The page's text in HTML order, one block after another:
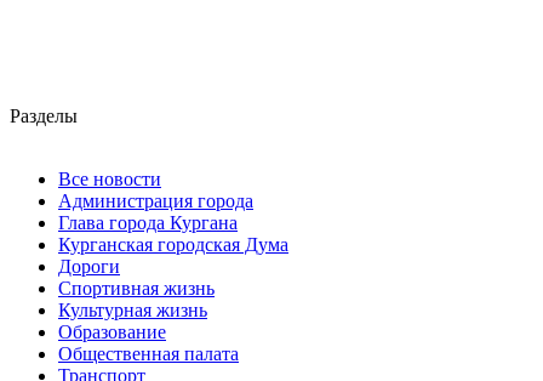
Разделы
Все новости
Администрация города
Глава города Кургана
Курганская городская Дума
Дороги
Спортивная жизнь
Культурная жизнь
Образование
Общественная палата
Транспорт